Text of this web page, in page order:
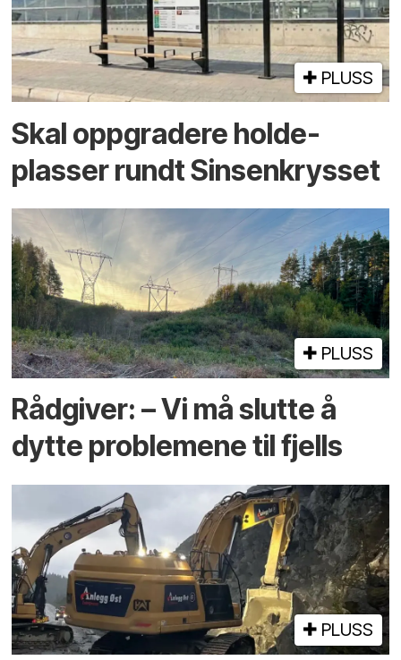
PLUSS
Skal oppgradere holde­
plasser rundt Sinsenkrysset
PLUSS
Rådgiver: – Vi må slutte å
dytte problemene til fjells
PLUSS